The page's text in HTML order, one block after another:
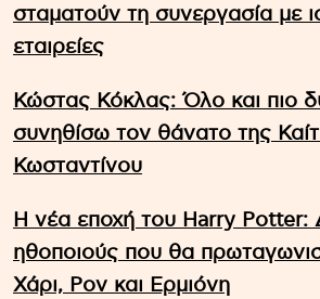
σταματούν τη συνεργασία με
εταιρείες
Κώστας Κόκλας: Όλο και πιο
συνηθίσω τον θάνατο της
Κωσταντίνου
Η νέα εποχή του Harry Potter:
ηθοποιούς που θα
Χάρι, Ρον και Ερμιόνη